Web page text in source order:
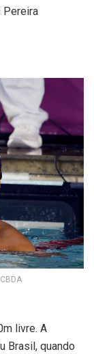
Pereira
livre. A
Brasil, quando